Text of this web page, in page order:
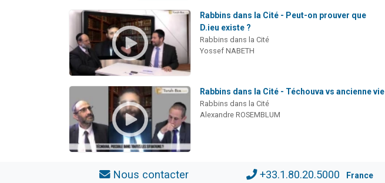
Rabbins dans la Cité - Peut-on prouver que
D.ieu existe ?
Rabbins dans la Cité
Yossef NABETH
Rabbins dans la Cité - Téchouva vs ancienne vie
Rabbins dans la Cité
Alexandre ROSEMBLUM
Nous contacter +33.1.80.20.5000 France